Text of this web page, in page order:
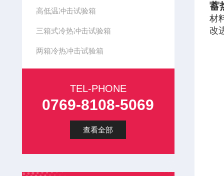
高低温冲击试验箱
三箱式冷热冲击试验箱
两箱冷热冲击试验箱
TEL-PHONE
0769-8108-5069
查看全部
蓄
材
改